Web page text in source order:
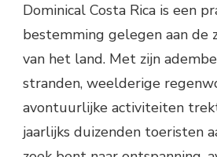
Dominical Costa Rica is een
bestemming gelegen aan de
van het land. Met zijn
stranden, weelderige
avontuurlijke activiteiten
jaarlijks duizenden toeristen